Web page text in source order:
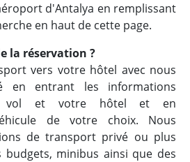
d'Antalya en remplissant
en haut de cette page.
la réservation ?
vers votre hôtel avec nous
en entrant les informations
vol et votre hôtel et en
de votre choix. Nous
de transport privé ou plus
budgets, minibus ainsi que des